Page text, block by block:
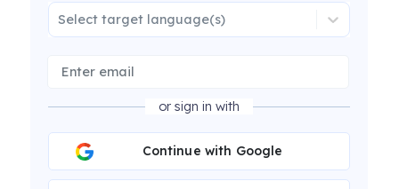
Select target language(s)
or sign in with
Continue with Google